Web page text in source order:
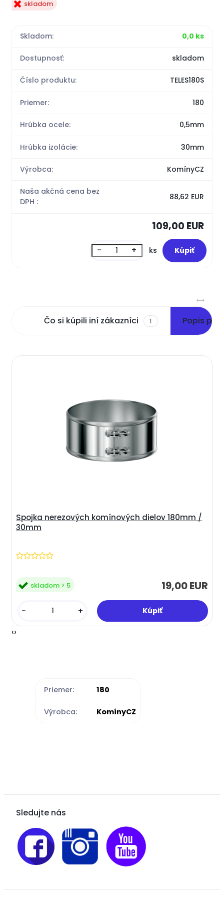
skladom
Skladom: 0,0 ks
Dostupnosť: skladom
Číslo produktu: TELES180S
Priemer: 180
Hrúbka ocele: 0,5mm
Hrúbka izolácie: 30mm
Výrobca: KomínyCZ
Naša akčná cena bez
DPH :
88,62 EUR
109,00 EUR
- + ks
Čo si kúpili iní zákazníci 1 Popis
Spojka nerezových komínových dielov 180mm /
30mm
19,00 EUR
skladom > 5
-
+
‹›
Priemer: 180
Výrobca: KomínyCZ
Sledujte nás